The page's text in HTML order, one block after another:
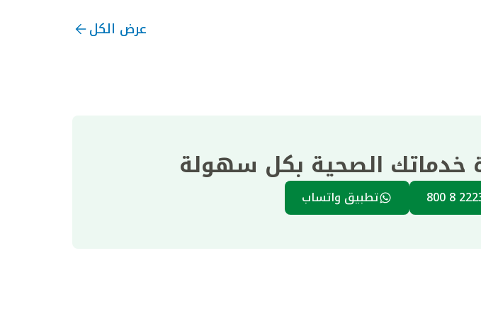
عرض الكل
خدماتك الصحية بكل سهولة
2223 8 تطبيق واتساب